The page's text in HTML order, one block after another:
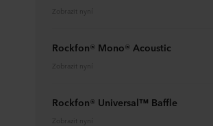
Zobrazit nyní
Rockfon® Mono® Acoustic
Zobrazit nyní
Rockfon® Universal™ Baffle
Zobrazit nyní